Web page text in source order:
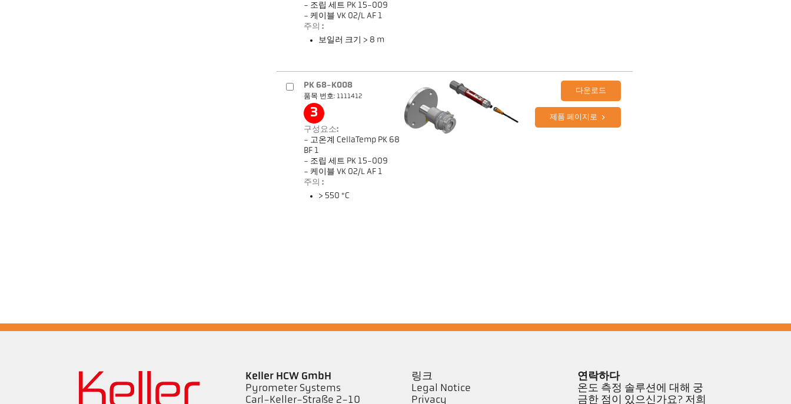
- 조립 세트 PK 15-009
- 케이블 VK 02/L AF 1
주의 :
보일러 크기 > 8 m
PK 68-K008
품목 번호: 1111412
3
구성요소:
- 고온계 CellaTemp PK 68
BF 1
- 조립 세트 PK 15-009
- 케이블 VK 02/L AF 1
주의 :
> 550 °C
다운로드
제품 페이지로
Keller HCW GmbH
Pyrometer Systems
Carl-Keller-Straße 2-10
링크
Legal Notice
Privacy
연락하다
온도 측정 솔루션에 대해 궁
금한 점이 있으신가요? 저희